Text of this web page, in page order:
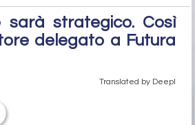
sarà strategico. Così
delegato a Futura
Translated by Deepl